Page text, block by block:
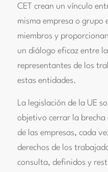
CET crean un vínculo
misma empresa o grupo
miembros y
un diálogo eficaz entre
representantes de los
estas entidades.
La legislación de la UE
objetivo cerrar la brecha
de las empresas, cada
derechos de los
consulta, definidos y